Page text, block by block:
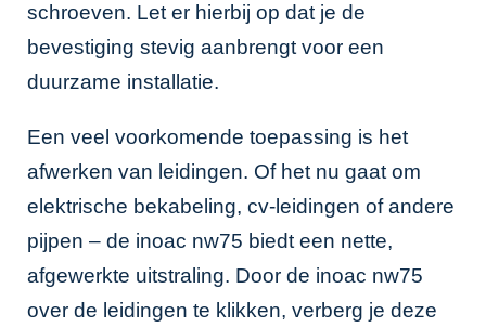
schroeven. Let er hierbij op dat je de
bevestiging stevig aanbrengt voor een
duurzame installatie.
Een veel voorkomende toepassing is het
afwerken van leidingen. Of het nu gaat om
elektrische bekabeling, cv-leidingen of andere
pijpen – de inoac nw75 biedt een nette,
afgewerkte uitstraling. Door de inoac nw75
over de leidingen te klikken, verberg je deze